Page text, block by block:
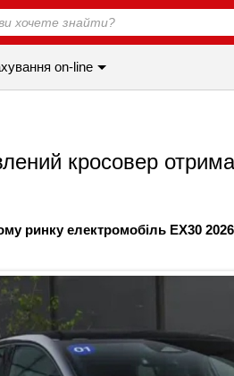
on-line
кросовер
ринку електромобіль EX30